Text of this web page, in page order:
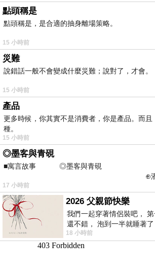
點頭稱是
點頭稱是，是合適的抽身離場策略。
15 小時前
災難
說錯話一般不會變成什麼災難；說對了，才會。
15 小時前
產品
更多時候，你其實不是消費者，你是產品。而
種。
15 小時前
◎墨客與青硯
■寓言故事 ◎墨客與青硯
⊕潘文良 一
的墨客，在京城的古玩肆裡
17 小時前
2026 父親節快樂
我們一起穿著情侶裝吧，
還不錯， 泡到一半就睡著
醒， 手
18 小時前